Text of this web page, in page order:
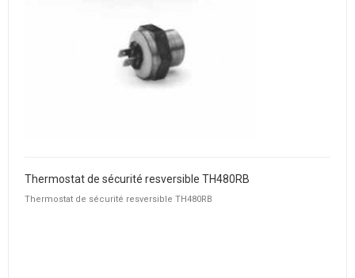
Thermostat de sécurité resversible TH480RB
Thermostat de sécurité resversible TH480RB